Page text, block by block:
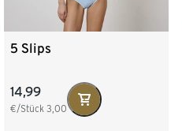
5 Slips
14,99
€/Stück3,00